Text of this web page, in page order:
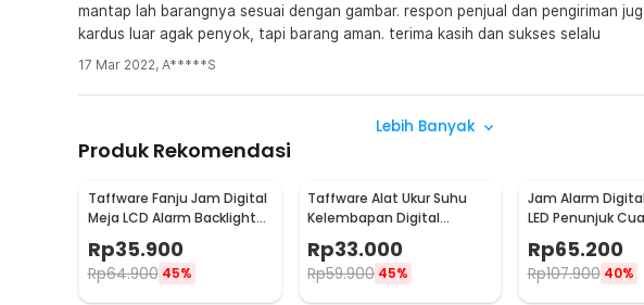
mantap lah barangnya sesuai dengan gambar. respon penjual dan pengiriman
kardus luar agak penyok, tapi barang aman. terima kasih dan sukses selalu
17 Mar 2022, A*****S
Lebih Banyak
Produk Rekomendasi
Taffware Fanju Jam Digital
Meja LCD Alarm Backlight
Sensor Suhu - JP9901
Rp35.900
Rp64.900 45%
Taffware Alat Ukur Suhu
Kelembapan Digital
dengan Jam Alarm
Kalender - HTC-2
Rp33.000
Rp59.900 45%
Jam Alarm
LED Penunjuk
Ruangan - 8190
Rp65.200
Rp107.900 40%